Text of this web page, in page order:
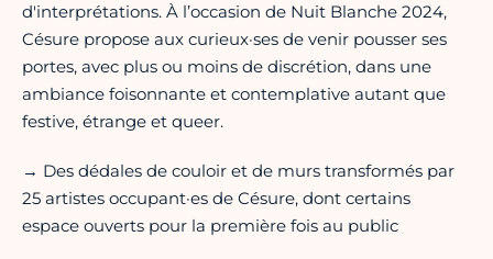
d'interprétations. À l’occasion de Nuit Blanche 2024,
Césure propose aux curieux·ses de venir pousser ses
portes, avec plus ou moins de discrétion, dans une
ambiance foisonnante et contemplative autant que
festive, étrange et queer.
→ Des dédales de couloir et de murs transformés par
25 artistes occupant·es de Césure, dont certains
espace ouverts pour la première fois au public